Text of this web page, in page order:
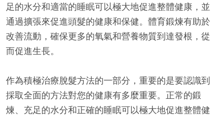
足的水分和適當的睡眠可以極大地促進整體健康，並
通過擴張來促進頭髮的健康和保健。體育鍛煉有助於
改善流動，確保更多的氧氣和營養物質到達發根，從
而促進生長。
作為積極治療脫髮方法的一部分，重要的是要認識到
採取全面的方法對您的健康有多麼重要。正常的鍛
煉、充足的水分和正確的睡眠可以極大地促進整體健